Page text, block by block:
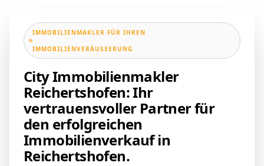
IMMOBILIENMAKLER FÜR IHREN
IMMOBILIENVERÄUSSERUNG
City Immobilienmakler
Reichertshofen: Ihr
vertrauensvoller Partner für
den erfolgreichen
Immobilienverkauf in
Reichertshofen.